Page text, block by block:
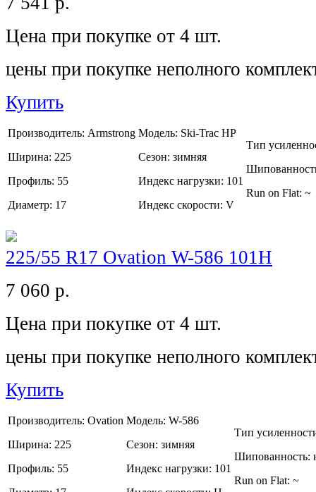
Цена при покупке от 4 шт.
цены при покупке неполного
Купить
Производитель: Armstrong
Ширина: 225
Профиль: 55
Диаметр: 17
Модель: Ski-Trac HP
Сезон: зимняя
Индекс нагрузки: 101
Индекс скорости: V
Тип
Run on Flat: ~
225/55 R17 Ovation W-586 101H
7 060 р.
Цена при покупке от 4 шт.
цены при покупке неполного
Купить
Производитель: Ovation
Ширина: 225
Профиль: 55
Модель: W-586
Сезон: зимняя
Индекс нагрузки: 101
Тип
Шипованность:
Run on Flat: ~